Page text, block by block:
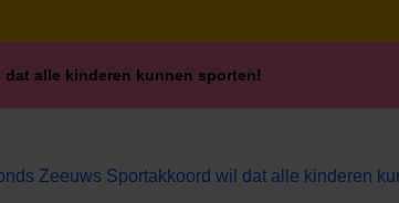
alle kinderen kunnen sporten!
Zeeuws Sportakkoord wil dat alle kinderen